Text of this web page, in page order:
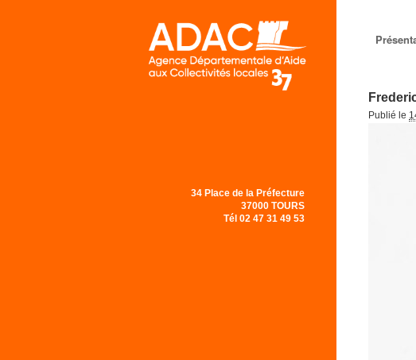
Aller au
principal
Aller au
34 Place de la Préfecture
37000 TOURS
Tél 02 47 31 49 53
Publié le